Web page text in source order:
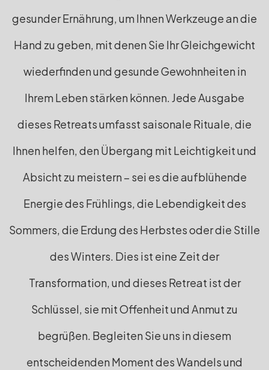
gesunder Ernährung, um Ihnen Werkzeuge an die
Hand zu geben, mit denen Sie Ihr Gleichgewicht
wiederfinden und gesunde Gewohnheiten in
Ihrem Leben stärken können. Jede Ausgabe
dieses Retreats umfasst saisonale Rituale, die
Ihnen helfen, den Übergang mit Leichtigkeit und
Absicht zu meistern – sei es die aufblühende
Energie des Frühlings, die Lebendigkeit des
Sommers, die Erdung des Herbstes oder die Stille
des Winters. Dies ist eine Zeit der
Transformation, und dieses Retreat ist der
Schlüssel, sie mit Offenheit und Anmut zu
begrüßen. Begleiten Sie uns in diesem
entscheidenden Moment des Wandels und